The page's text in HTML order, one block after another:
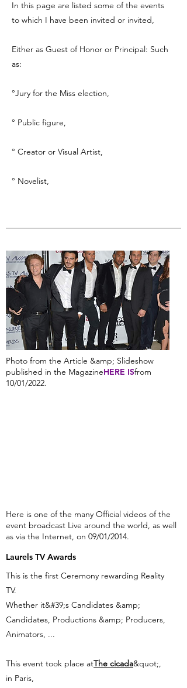
In this page are listed some of the events
to which I have been invited or invited,
Either as Guest of Honor or Principal: Such
as:
°Jury for the Miss election,
° Public figure,
° Creator or Visual Artist,
° Novelist,
Photo from the Article &amp; Slideshow
published in the MagazineHERE ISfrom
10/01/2022.
Here is one of the many Official videos of the
event broadcast Live around the world, as well
as via the Internet, on 09/01/2014.
Laurels TV Awards
This is the first Ceremony rewarding Reality
TV.
Whether it&#39;s Candidates &amp;
Candidates, Productions &amp; Producers,
Animators, ...
This event took place atThe cicada&quot;,
in Paris,